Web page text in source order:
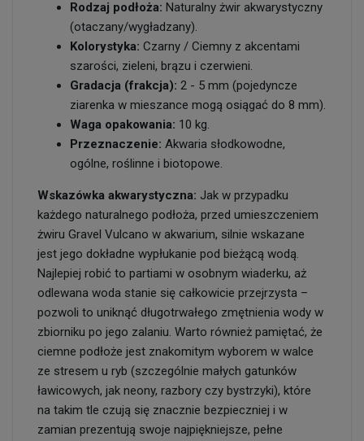
Rodzaj podłoża: Naturalny żwir akwarystyczny
(otaczany/wygładzany).
Kolorystyka: Czarny / Ciemny z akcentami
szarości, zieleni, brązu i czerwieni.
Gradacja (frakcja): 2 - 5 mm (pojedyncze
ziarenka w mieszance mogą osiągać do 8 mm).
Waga opakowania: 10 kg.
Przeznaczenie: Akwaria słodkowodne,
ogólne, roślinne i biotopowe.
Wskazówka akwarystyczna: Jak w przypadku
każdego naturalnego podłoża, przed umieszczeniem
żwiru Gravel Vulcano w akwarium, silnie wskazane
jest jego dokładne wypłukanie pod bieżącą wodą.
Najlepiej robić to partiami w osobnym wiaderku, aż
odlewana woda stanie się całkowicie przejrzysta –
pozwoli to uniknąć długotrwałego zmętnienia wody w
zbiorniku po jego zalaniu. Warto również pamiętać, że
ciemne podłoże jest znakomitym wyborem w walce
ze stresem u ryb (szczególnie małych gatunków
ławicowych, jak neony, razbory czy bystrzyki), które
na takim tle czują się znacznie bezpieczniej i w
zamian prezentują swoje najpiękniejsze, pełne